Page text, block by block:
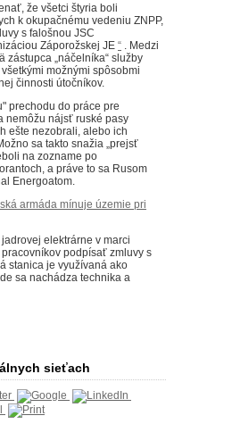
že všetci štyria boli
k okupačnému vedeniu ZNPP,
s falošnou JSC
Záporožskej JE “
Medzi
zástupca „náčelníka“ služby
možnými spôsobmi
činnosti útočníkov.
prechodu do práce pre
nemôžu nájsť ruské pasy
ešte nezobrali, alebo ich
sa takto snažia „prejsť
na zozname po
a práve to sa Rusom
Energoatom.
armáda mínuje územie pri
elektrárne v marci
pracovníkov podpísať zmluvy s
stanica je využívaná ako
sa nachádza technika a
sieťach